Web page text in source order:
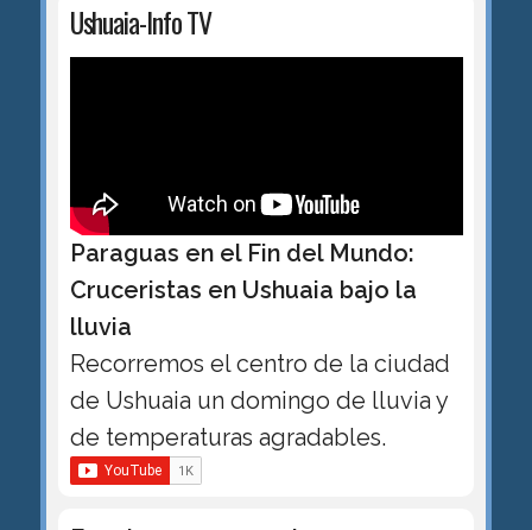
Ushuaia-Info TV
Paraguas en el Fin del Mundo:
Cruceristas en Ushuaia bajo la
lluvia
Recorremos el centro de la ciudad
de Ushuaia un domingo de lluvia y
de temperaturas agradables.